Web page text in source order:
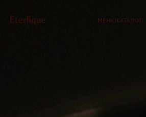
МЕНЮКАТАЛОГ